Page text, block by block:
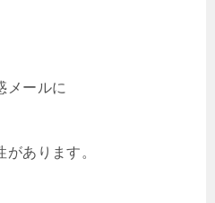
メールに
あります。